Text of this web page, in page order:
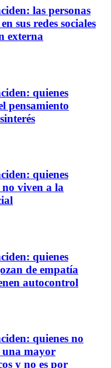
las personas
sus redes sociales
externa
quienes
pensamiento
quienes
no viven a la
quienes
de empatía
autocontrol
quienes no
una mayor
y no es por